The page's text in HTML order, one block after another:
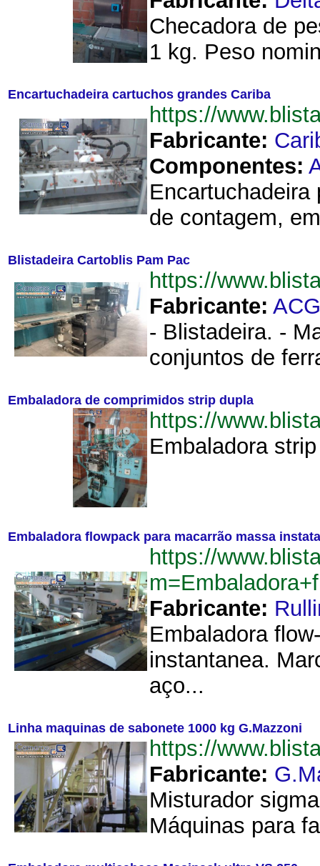
Checadora de
1 kg. Peso
Encartuchadeira cartuchos grandes Cariba
https://
Fabricante:
Componentes:
de contagem,
Blistadeira Cartoblis Pam Pac
https://
Fabricante: ACG
- Blistadeira. -
conjuntos de
Embaladora de comprimidos strip dupla
https://
Embaladora
Embaladora flowpack para macarrão massa
https://
Fabricante:
Embaladora
instantanea.
aço...
Linha maquinas de sabonete 1000 kg G.Mazzoni
https://
Fabricante:
Misturador
Máquinas para